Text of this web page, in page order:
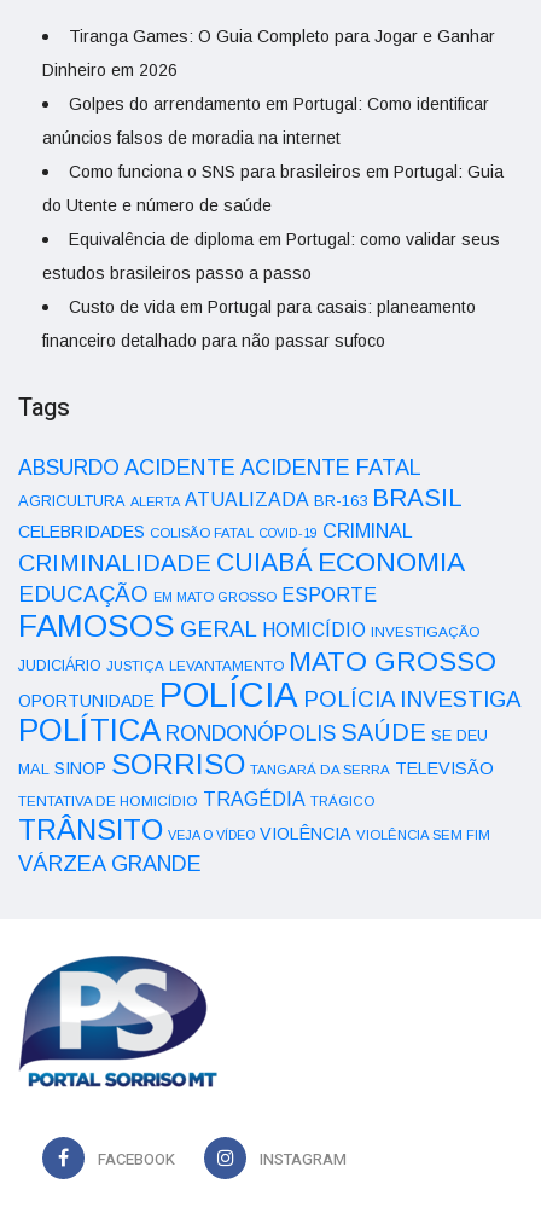
Tiranga Games: O Guia Completo para Jogar e Ganhar
Dinheiro em 2026
Golpes do arrendamento em Portugal: Como identificar
anúncios falsos de moradia na internet
Como funciona o SNS para brasileiros em Portugal: Guia
do Utente e número de saúde
Equivalência de diploma em Portugal: como validar seus
estudos brasileiros passo a passo
Custo de vida em Portugal para casais: planeamento
financeiro detalhado para não passar sufoco
Tags
ABSURDO ACIDENTE ACIDENTE FATAL
AGRICULTURA ALERTA ATUALIZADA BR-163 BRASIL
CELEBRIDADES COLISÃO FATAL COVID-19 CRIMINAL
CRIMINALIDADE CUIABÁ ECONOMIA
EDUCAÇÃO EM MATO GROSSO ESPORTE
FAMOSOS GERAL HOMICÍDIO INVESTIGAÇÃO
JUDICIÁRIO JUSTIÇA LEVANTAMENTO MATO GROSSO
OPORTUNIDADE POLÍCIA POLÍCIA INVESTIGA
POLÍTICA RONDONÓPOLIS SAÚDE SE DEU
MAL SINOP SORRISO TANGARÁ DA SERRA TELEVISÃO
TENTATIVA DE HOMICÍDIO TRAGÉDIA TRÁGICO
TRÂNSITO VEJA O VÍDEO VIOLÊNCIA VIOLÊNCIA SEM FIM
VÁRZEA GRANDE
FACEBOOK INSTAGRAM